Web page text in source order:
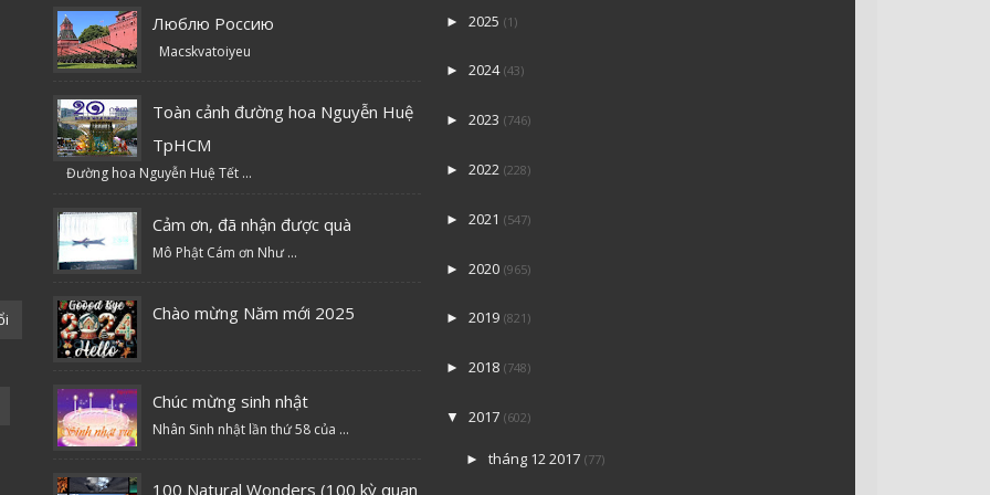
Люблю Россию
Macskvatoiyeu
Toàn cảnh đường hoa Nguyễn Huệ
TpHCM
Đường hoa Nguyễn Huệ Tết ...
Cảm ơn, đã nhận được quà
Mô Phật Cám ơn Như ...
Chào mừng Năm mới 2025
Chúc mừng sinh nhật
Nhân Sinh nhật lần thứ 58 của ...
100 Natural Wonders (100 kỳ quan
► 2025 (1)
► 2024 (43)
► 2023 (746)
► 2022 (228)
► 2021 (547)
► 2020 (965)
► 2019 (821)
► 2018 (748)
▼ 2017 (602)
► tháng 12 2017 (77)